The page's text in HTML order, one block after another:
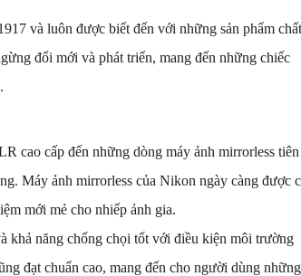
và luôn được biết đến với những sản phẩm chất
đổi mới và phát triển, mang đến những chiếc
cao cấp đến những dòng máy ảnh mirrorless tiên
Máy ảnh mirrorless của Nikon ngày càng được
mới mẻ cho nhiếp ảnh gia.
khả năng chống chọi tốt với điều kiện môi trường
đạt chuẩn cao, mang đến cho người dùng những